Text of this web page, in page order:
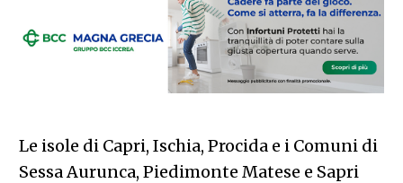
Le isole di Capri, Ischia, Procida e i Comuni di
Sessa Aurunca, Piedimonte Matese e Sapri